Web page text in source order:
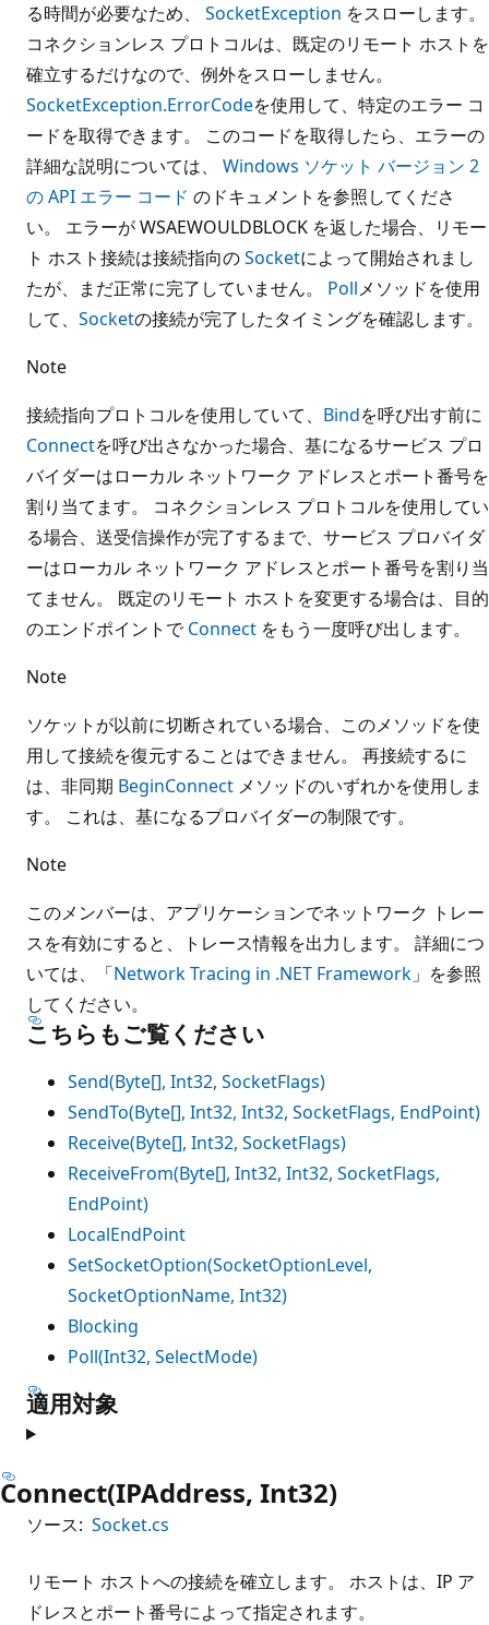
る時間が必要なため、 SocketException をスローします。
コネクションレス プロトコルは、既定のリモート ホストを
確立するだけなので、例外をスローしません。
SocketException.ErrorCodeを使用して、特定のエラー コ
ードを取得できます。 このコードを取得したら、エラーの
詳細な説明については、 Windows ソケット バージョン 2
の API エラー コード のドキュメントを参照してくださ
い。 エラーが WSAEWOULDBLOCK を返した場合、リモー
ト ホスト接続は接続指向のSocketによって開始されまし
たが、まだ正常に完了していません。 Pollメソッドを使用
して、 Socketの接続が完了したタイミングを確認します。
Note
接続指向プロトコルを使用していて、 Bindを呼び出す前に
Connectを呼び出さなかった場合、基になるサービス プロ
バイダーはローカル ネットワーク アドレスとポート番号を
割り当てます。 コネクションレス プロトコルを使用してい
る場合、送受信操作が完了するまで、サービス プロバイダ
ーはローカル ネットワーク アドレスとポート番号を割り当
てません。 既定のリモート ホストを変更する場合は、目的
のエンドポイントでConnect をもう一度呼び出します。
Note
ソケットが以前に切断されている場合、このメソッドを使
用して接続を復元することはできません。 再接続するに
は、非同期 BeginConnect メソッドのいずれかを使用しま
す。 これは、基になるプロバイダーの制限です。
Note
このメンバーは、アプリケーションでネットワーク トレー
スを有効にすると、トレース情報を出力します。 詳細につ
いては、「Network Tracing in .NET Framework 」を参照
してください。
こちらもご覧ください
Send(Byte[], Int32, SocketFlags)
SendTo(Byte[], Int32, Int32, SocketFlags, EndPoint)
Receive(Byte[], Int32, SocketFlags)
ReceiveFrom(Byte[], Int32, Int32, SocketFlags,
EndPoint)
LocalEndPoint
SetSocketOption(SocketOptionLevel,
SocketOptionName, Int32)
Blocking
Poll(Int32, SelectMode)
適用対象
Connect(IPAddress, Int32)
ソース: Socket.cs
リモート ホストへの接続を確立します。 ホストは、IP ア
ドレスとポート番号によって指定されます。